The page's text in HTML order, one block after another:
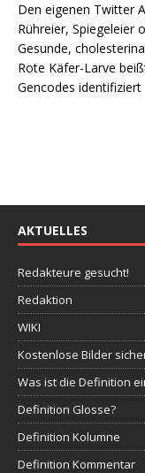
Den eigenen Twitter
Rühreier, Spiegeleier
Gesunde,
Rote Käfer-Larve
Gencodes identifiziert
AKTUELLES
Redakteure gesucht!
Redaktion
WIKI
Kostenlose Bilder
Was ist die Definition
Definition Glosse?
Definition Kolumne
Definition Kommentar